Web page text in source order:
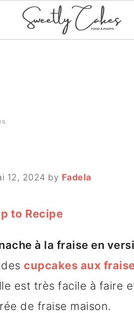
12, 2024 by Fadela
to Recipe
à la fraise en
cupcakes aux
est très facile à faire
de fraise maison.